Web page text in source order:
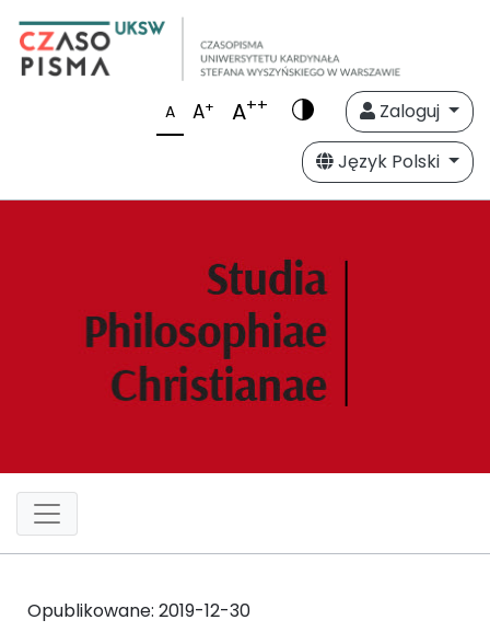
A A+ A++
Zaloguj
Język Polski
Opublikowane: 2019-12-30